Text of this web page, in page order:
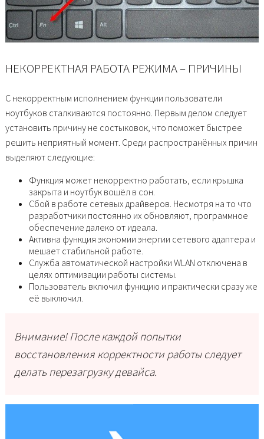
НЕКОРРЕКТНАЯ РАБОТА РЕЖИМА – ПРИЧИНЫ
С некорректным исполнением функции пользователи
ноутбуков сталкиваются постоянно. Первым делом следует
установить причину не состыковок, что поможет быстрее
решить неприятный момент. Среди распространённых причин
выделяют следующие:
Функция может некорректно работать, если крышка
закрыта и ноутбук вошёл в сон.
Сбой в работе сетевых драйверов. Несмотря на то что
разработчики постоянно их обновляют, программное
обеспечение далеко от идеала.
Активна функция экономии энергии сетевого адаптера и
мешает стабильной работе.
Служба автоматической настройки WLAN отключена в
целях оптимизации работы системы.
Пользователь включил функцию и практически сразу же
её выключил.
Внимание! После каждой попытки
восстановления корректности работы следует
делать перезагрузку девайса.